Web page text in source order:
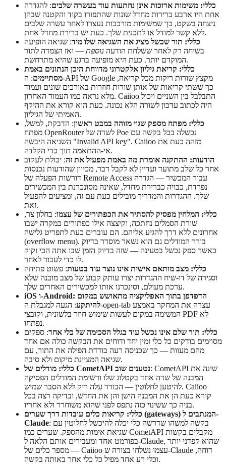
כללי: משימות ארוכות אינן נחתעות עוד בעשרה שלבים: להגדרה
אחת היו ארבע ברירות מחדל שונות שהתפזרו בקוד והקטנה שבהן
ניצחה בשקט, כך שמשימות מורכבות נעצרו לאחר עשרה שלבים
ללא קשר למודל או לתכנית שלך. כעת יש ברירת מחדל אחת.
כללי: תור שכשל מציג את השגיאה שלו מיד: שגיאה הופיעה
בשיחה רק לאחר ששלחת הודעה נוספת — ואז הצמדה לתור
המוקדם יותר. כעת היא מופיעה ברגע שהיא מתרחשת.
כללי: קריאת גיליון אלקטרוני מדווחת היכן הנתונים באמת
מסתיימים: ה-API של Google מקצץ שורות ריקות מכל קריאה,
כך ששתי קריאות של אותן שורות חוזרות באורכים שונים ועמוד
מלא נראה כמו העמוד האחרון. Caiioo התבלבל בין השניים ויכול
היה לכתוב עדכון לשורה הלא נכונה. כעת הוא קורא את ההיקף
האמיתי של הגיליון.
כללי: מפתח מספק שגוי מזוהה במבט ראשון: הדבקת, למשל,
מפתח OpenRouter לשדה של Poe נכשלה בכל בקשה עם
השגיאה היבשה "Invalid API key". Caiioo מזהה כעת את
אי-ההתאמה תוך כדי הקלדה.
הודעות: ההתקנה אומרת מה באמת מפעיל את זה: יכולת לעקוב
אחר כל שלב מתועד ועדיין לא לקבל דבר, מכיוון שהודעות נכנסות
דורשות הפעלה של Remote Access עבור המכשיר — הגדרה
נפרדת, כבויה כברירת מחדל, שאינה מסונכרנת בין המכשירים
שלך. ההגדרות והמדריך מובילים כעת עם זה, ומציעים להפעיל
זאת.
כללי: המלחין מפסיק להסתיר את הכפתורים של עצמו: בחלון צר,
שורת הסמלים נחתכה, וקיצצה אילו כפתורים במקרה ישבו
אחרונים ללא דרך להגיע אליהם. הם עוברים כעת לתפריט גלישה
(overflow menu). בורר המודלים גם הוא נשאר מוסדר בדיוק
כאשר ספק נכשל בטעינה — שזה בדיוק הזמן שבו אתה הכי זקוק
לו כדי לעבור לאחר.
כללי: מצב מותאם אישית אינו נוצר עוד בטעות: פשוט פתיחה
וסגירה של דו-שיח ההגדרות יצרו עותק קבוע של מצב מובנה שלא
ערכת מעולם, וסינכרנו אותו למכשירים האחרים שלך.
iOS ו-Android: הדפדפן בתוך האפליקציה מתאושש במקום
להיתקע: הגעה למגבלת ה-open-tab עצרה את המחקר באמצע
המשימה במקום לעשות שימוש חוזר בלשונית, וקובצי PDF לא
נפתחו.
כללי: תור שלם אינו נכשל עוד בגלל הסכימה של כלי אחד: ספקים
מסוימים בודקים כל כלי זמין יחד ודוחים את הבקשה כולה אם אחד
מהם מעוות — כך שכניסה רעה בודדת הפילה את התור, עם
שגיאה המציינת מיקום ולא סיבה.
כללי: מודלים של CometAPI נטענים שוב: CometAPI שינה את
המבנה של שדה אחד בקטלוג שלו ורשימת המודלים הפסיקה
להיטען לחלוטין — הבורר עלה ריק ללא הסבר שמיש. Caiioo
קורא כעת הן את המבנה הישן והן את החדש, ובדיקה רצה בכל
בניה כך ששינוי כזה נתפס לפני שהוא משוחרר ולא אחריו.
כללי: קריאות כלים עובדות דרך שערים (gateways) המנתבים ל-
Claude: בקשה למשהו שדרשה כלי יכלה להיכשל לחלוטין עם
שגיאת אימות מהספק. שערים כמו CometAPI מקבלים בקשות
בפורמט אחד ומעבירים אותם הלאה ל-Claude, שהוא קפדני יותר
— מספר כלים של Caiioo עצמו נשלחו בצורה ש-Claude דוחה,
וכלי רע אחד מפיל כל כלי אחר באותה בקשה.